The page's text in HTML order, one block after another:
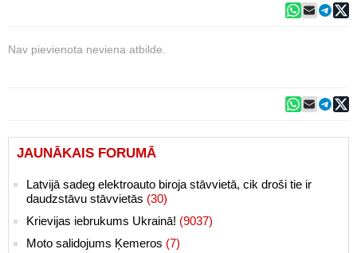
Nav pievienota neviena atbilde.
JAUNĀKAIS FORUMĀ
Latvijā sadeg elektroauto biroja stāvvietā, cik droši tie ir
daudzstāvu stāvvietās (30)
Krievijas iebrukums Ukrainā! (9037)
Moto salidojums Ķemeros (7)